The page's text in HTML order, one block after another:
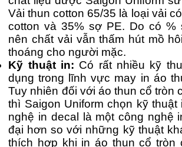
Vải thun cotton 65/35 là loại vải
cotton và 35% sợ PE. Do có %
nên chất vải vẫn thấm hút mồ
thoáng cho người mặc.
Kỹ thuật in: Có rất nhiều kỹ
dụng trong lĩnh vực may in áo
Tuy nhiên đối với áo thun cổ tròn
thì Saigon Uniform chọn kỹ thuật
nghệ in decal là một công nghệ
đại hơn so với những kỹ thuật
thích hợp khi in áo thun cổ tròn